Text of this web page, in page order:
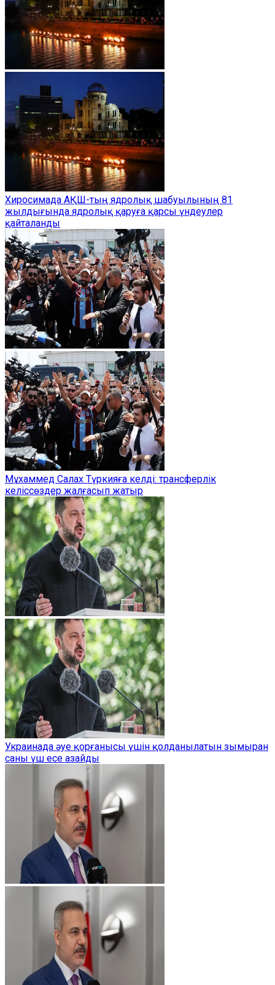
Хиросимада АҚШ-тың ядролық шабуылының 81
жылдығында ядролық қаруға қарсы үндеулер
қайталанды
Мұхаммед Салах Түркияға келді: трансферлік
келіссөздер жалғасып жатыр
Украинада әуе қорғанысы үшін қолданылатын зымыран
саны үш есе азайды